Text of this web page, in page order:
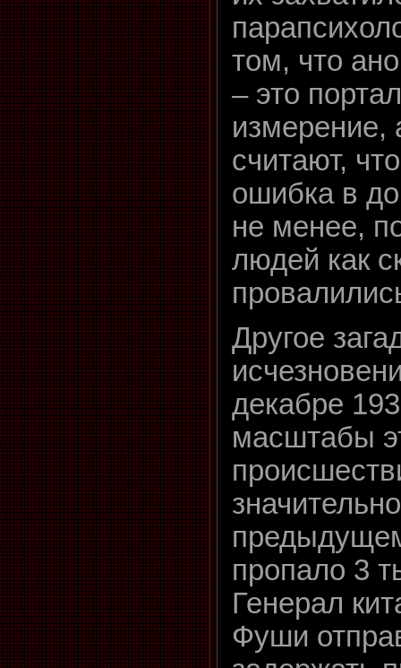
том, что
– это
измерение,
считают,
ошибка в
не менее,
людей как
Другое
декабре
масштабы
пропало 3
Генерал
Фуши